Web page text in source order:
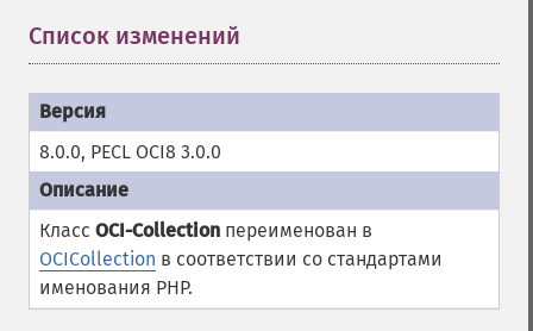
Список изменений
8.0.0, PECL OCI8 3.0.0
Класс OCI-Collection переименован в
OCICollection в соответствии со стандартами
именования PHP.